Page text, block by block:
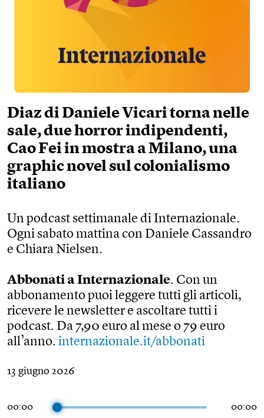
Diaz di Daniele Vicari torna nelle
sale, due horror indipendenti,
Cao Fei in mostra a Milano, una
graphic novel sul colonialismo
italiano
Un podcast settimanale di Internazionale.
Ogni sabato mattina con Daniele Cassandro
e Chiara Nielsen.
Abbonati a Internazionale​. Con un
abbonamento puoi leggere tutti gli articoli,
ricevere le newsletter e ascoltare tutti i
podcast. Da 7,90 euro al mese o 79 euro
all’anno. internazionale.it/abbonati
13 giugno 2026
00:00 00:00